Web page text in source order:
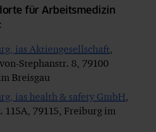
für Arbeitsmedizin
ias Aktiengesellschaft,
Stephanstr. 8, 79100
Breisgau
ias health & safety GmbH,
115A, 79115, Freiburg im